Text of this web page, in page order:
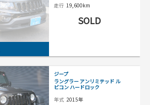
走行 19,600km
SOLD
ジープ
ラングラー アンリミテッド ル
ビコン ハードロック
年式 2015年